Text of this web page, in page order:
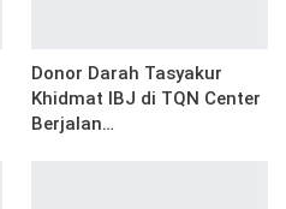
Donor Darah Tasyakur
Khidmat IBJ di TQN Center
Berjalan…